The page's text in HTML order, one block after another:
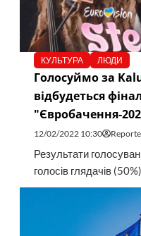
КУЛЬТУРА ЛЮДИ
Голосуймо за
відбудеться
"Євробачення-
12/02/2022 10:30
Результати
голосів глядачів